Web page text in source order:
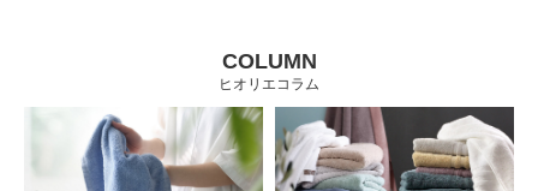
COLUMN
ヒオリエコラム